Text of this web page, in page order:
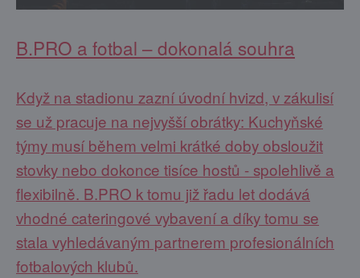
B.PRO a fotbal – dokonalá souhra
Když na stadionu zazní úvodní hvizd, v zákulisí
se už pracuje na nejvyšší obrátky: Kuchyňské
týmy musí během velmi krátké doby obsloužit
stovky nebo dokonce tisíce hostů - spolehlivě a
flexibilně. B.PRO k tomu již řadu let dodává
vhodné cateringové vybavení a díky tomu se
stala vyhledávaným partnerem profesionálních
fotbalových klubů.